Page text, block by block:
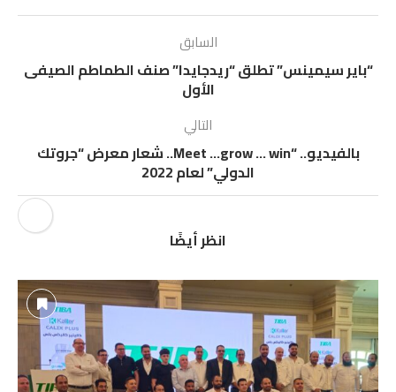
السابق
“باير سيمينس” تطلق “ريدجايدا” صنف الطماطم الصيفى
الأول
التالي
بالفيديو.. “Meet …grow … win.. شعار معرض “جروتك
الدولي” لعام 2022
انظر أيضًا